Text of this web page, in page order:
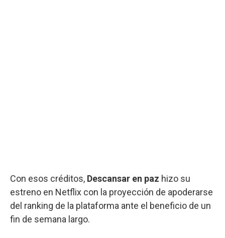
Con esos créditos, Descansar en paz hizo su
estreno en Netflix con la proyección de apoderarse
del ranking de la plataforma ante el beneficio de un
fin de semana largo.